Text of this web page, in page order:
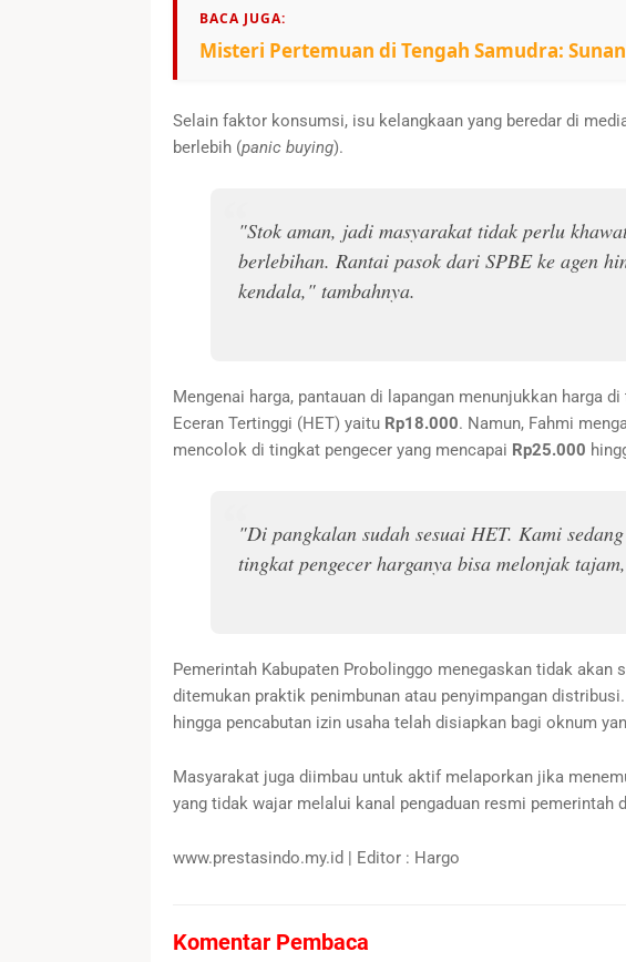
BACA JUGA:
Misteri Pertemuan di Tengah Samudra:
Selain faktor konsumsi, isu kelangkaan yang beredar di
berlebih (panic buying).
"Stok aman, jadi masyarakat tidak perlu
berlebihan. Rantai pasok dari SPBE ke agen
kendala," tambahnya.
Mengenai harga, pantauan di lapangan menunjukkan harga
Eceran Tertinggi (HET) yaitu Rp18.000. Namun, Fahmi
mencolok di tingkat pengecer yang mencapai Rp25.000
"Di pangkalan sudah sesuai HET. Kami
tingkat pengecer harganya bisa melonjak
Pemerintah Kabupaten Probolinggo menegaskan tidak akan
ditemukan praktik penimbunan atau penyimpangan
hingga pencabutan izin usaha telah disiapkan bagi oknum
Masyarakat juga diimbau untuk aktif melaporkan jika
yang tidak wajar melalui kanal pengaduan resmi pemerintah
www.prestasindo.my.id | Editor : Hargo
Komentar Pembaca